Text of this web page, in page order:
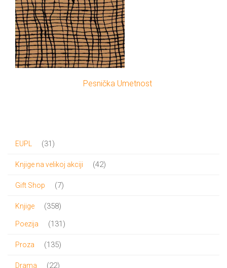
Pesnička Umetnost
EUPL 31 31
Knjige na velikoj akciji 4242
Gift Shop 77
Knjige 358358
proizvoda
Poezija 131 131
Proza 135135
Drama 2222